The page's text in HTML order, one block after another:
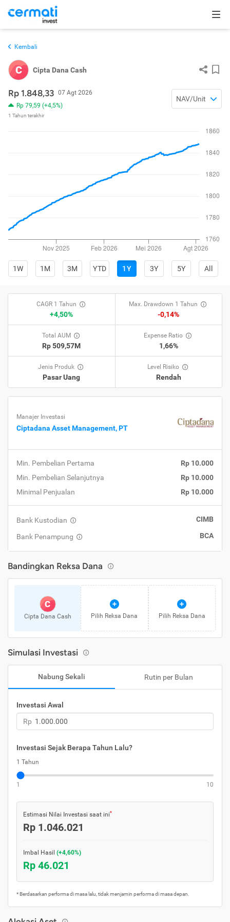
Kembali
C Cipta Dana Cash
Rp 1.848,33 07 Agt 2026
Rp 79,59 (+4,5%)
1 Tahun terakhir
NAV/Unit
1W 1M 3M YTD 1Y 3Y 5Y All
CAGR 1 Tahun
+4,50%
Max. Drawdown 1 Tahun
-0,14%
Total AUM
Rp 509,57M
Expense Ratio
1,66%
Jenis Produk
Pasar Uang
Level Risiko
Rendah
Manajer Investasi
Ciptadana Asset Management, PT
Min. Pembelian Pertama
Rp 10.000
Min. Pembelian Selanjutnya
Rp 10.000
Minimal Penjualan
Rp 10.000
Bank Kustodian CIMB
Bank Penampung BCA
Bandingkan Reksa Dana
C
Cipta Dana Cash Pilih Reksa Dana Pilih Reksa Dana
Simulasi Investasi
Nabung Sekali Rutin per Bulan
Investasi Awal
Rp
Investasi Sejak Berapa Tahun Lalu?
1 Tahun
1 10
Estimasi Nilai Investasi saat ini*
Rp 1.046.021
Imbal Hasil (+4,60%)
Rp 46.021
* Berdasarkan performa di masa lalu, tidak menjamin performa di masa depan.